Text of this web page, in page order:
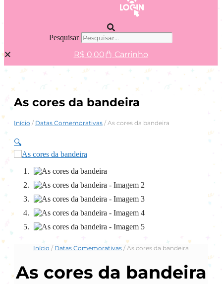
Pesquisar
R$ 0,00 Carrinho
As cores da bandeira
Início / Datas Comemorativas / As cores da bandeira
🔍
Início / Datas Comemorativas / As cores da bandeira
As cores da bandeira